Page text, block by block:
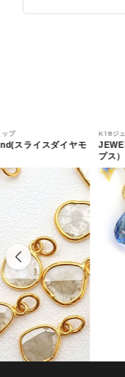
ップ
スライスダイヤモ
K18ジ
プス）